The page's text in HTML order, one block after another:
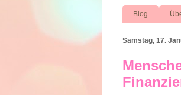
Blog
Samstag, 17.